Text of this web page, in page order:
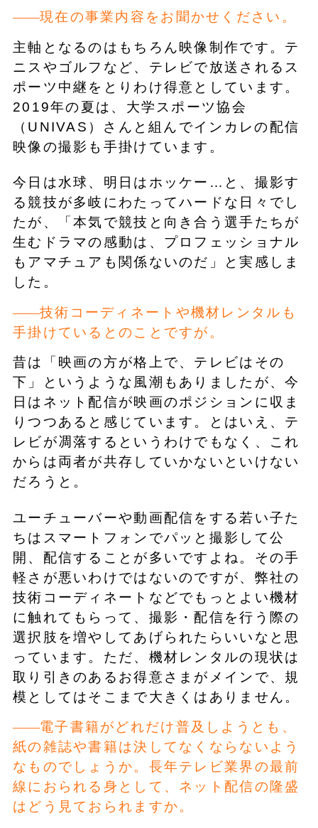
現在の事業内容をお聞かせください。
主軸となるのはもちろん映像制作です。テ
ニスやゴルフなど、テレビで放送されるス
ポーツ中継をとりわけ得意としています。
2019年の夏は、大学スポーツ協会
（UNIVAS）さんと組んでインカレの配信
映像の撮影も手掛けています。
今日は水球、明日はホッケー…と、撮影す
る競技が多岐にわたってハードな日々でし
たが、「本気で競技と向き合う選手たちが
生むドラマの感動は、プロフェッショナル
もアマチュアも関係ないのだ」と実感しま
した。
技術コーディネートや機材レンタルも
手掛けているとのことですが。
昔は「映画の方が格上で、テレビはその
下」というような風潮もありましたが、今
日はネット配信が映画のポジションに収ま
りつつあると感じています。とはいえ、テ
レビが凋落するというわけでもなく、これ
からは両者が共存していかないといけない
だろうと。
ユーチューバーや動画配信をする若い子た
ちはスマートフォンでパッと撮影して公
開、配信することが多いですよね。その手
軽さが悪いわけではないのですが、弊社の
技術コーディネートなどでもっとよい機材
に触れてもらって、撮影・配信を行う際の
選択肢を増やしてあげられたらいいなと思
っています。ただ、機材レンタルの現状は
取り引きのあるお得意さまがメインで、規
模としてはそこまで大きくはありません。
電子書籍がどれだけ普及しようとも、
紙の雑誌や書籍は決してなくならないよう
なものでしょうか。長年テレビ業界の最前
線におられる身として、ネット配信の隆盛
はどう見ておられますか。